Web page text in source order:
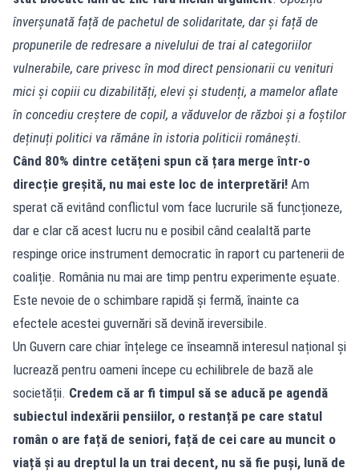
înverșunată față de pachetul de solidaritate, dar și față de
propunerile de redresare a nivelului de trai al categoriilor
vulnerabile, care privesc în mod direct pensionarii cu venituri
mici și copiii cu dizabilități, elevi și studenți, a mamelor aflate
în concediu creștere de copil, a văduvelor de război și a foștilor
deținuți politici va rămâne în istoria politicii românești.
Când 80% dintre cetățeni spun că țara merge într-o
direcție greșită, nu mai este loc de interpretări! Am
sperat că evitând conflictul vom face lucrurile să funcționeze,
dar e clar că acest lucru nu e posibil când cealaltă parte
respinge orice instrument democratic în raport cu partenerii de
coaliție. România nu mai are timp pentru experimente eșuate.
Este nevoie de o schimbare rapidă și fermă, înainte ca
efectele acestei guvernări să devină ireversibile.
Un Guvern care chiar înțelege ce înseamnă interesul național și
lucrează pentru oameni începe cu echilibrele de bază ale
societății. Credem că ar fi timpul să se aducă pe agendă
subiectul indexării pensiilor, o restanță pe care statul
român o are față de seniori, față de cei care au muncit o
viață și au dreptul la un trai decent, nu să fie puși, lună de